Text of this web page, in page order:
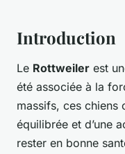
Introduction
Le Rottweiler est
été associée à la
massifs, ces chiens
équilibrée et d’une
rester en bonne